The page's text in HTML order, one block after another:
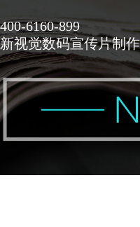
400-6160-899
新视觉数码宣传片制